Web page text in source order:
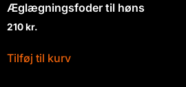
Æglægningsfoder til høns
210kr.
Tilføj til kurv